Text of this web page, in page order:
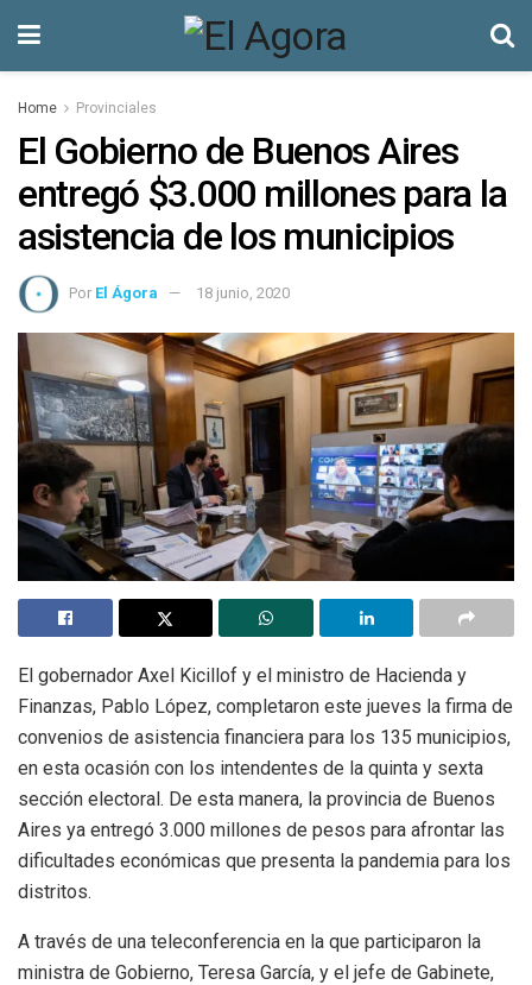
Home Provinciales
El Gobierno de Buenos Aires
entregó $3.000 millones para la
asistencia de los municipios
Por El Ágora 18 junio, 2020
El gobernador Axel Kicillof y el ministro de Hacienda y
Finanzas, Pablo López, completaron este jueves la firma de
convenios de asistencia financiera para los 135 municipios,
en esta ocasión con los intendentes de la quinta y sexta
sección electoral. De esta manera, la provincia de Buenos
Aires ya entregó 3.000 millones de pesos para afrontar las
dificultades económicas que presenta la pandemia para los
distritos.
A través de una teleconferencia en la que participaron la
ministra de Gobierno, Teresa García, y el jefe de Gabinete,